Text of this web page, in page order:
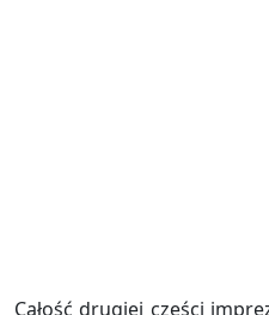
Całość drugiej części